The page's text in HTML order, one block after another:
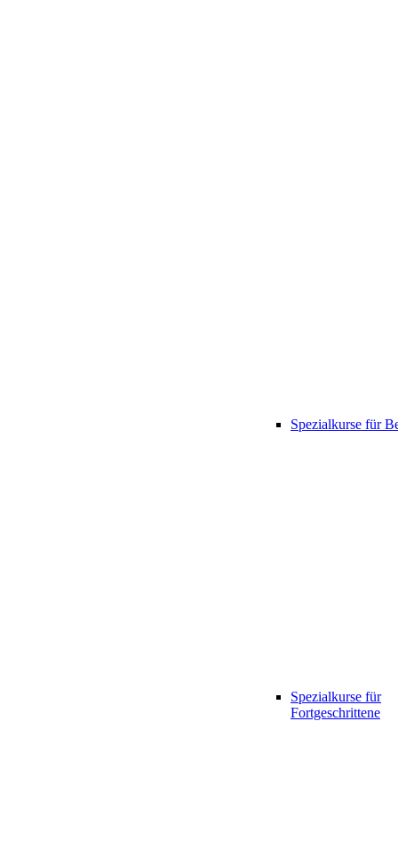
Spezialkurse für
Spezialkurse für
Fortgeschrittene